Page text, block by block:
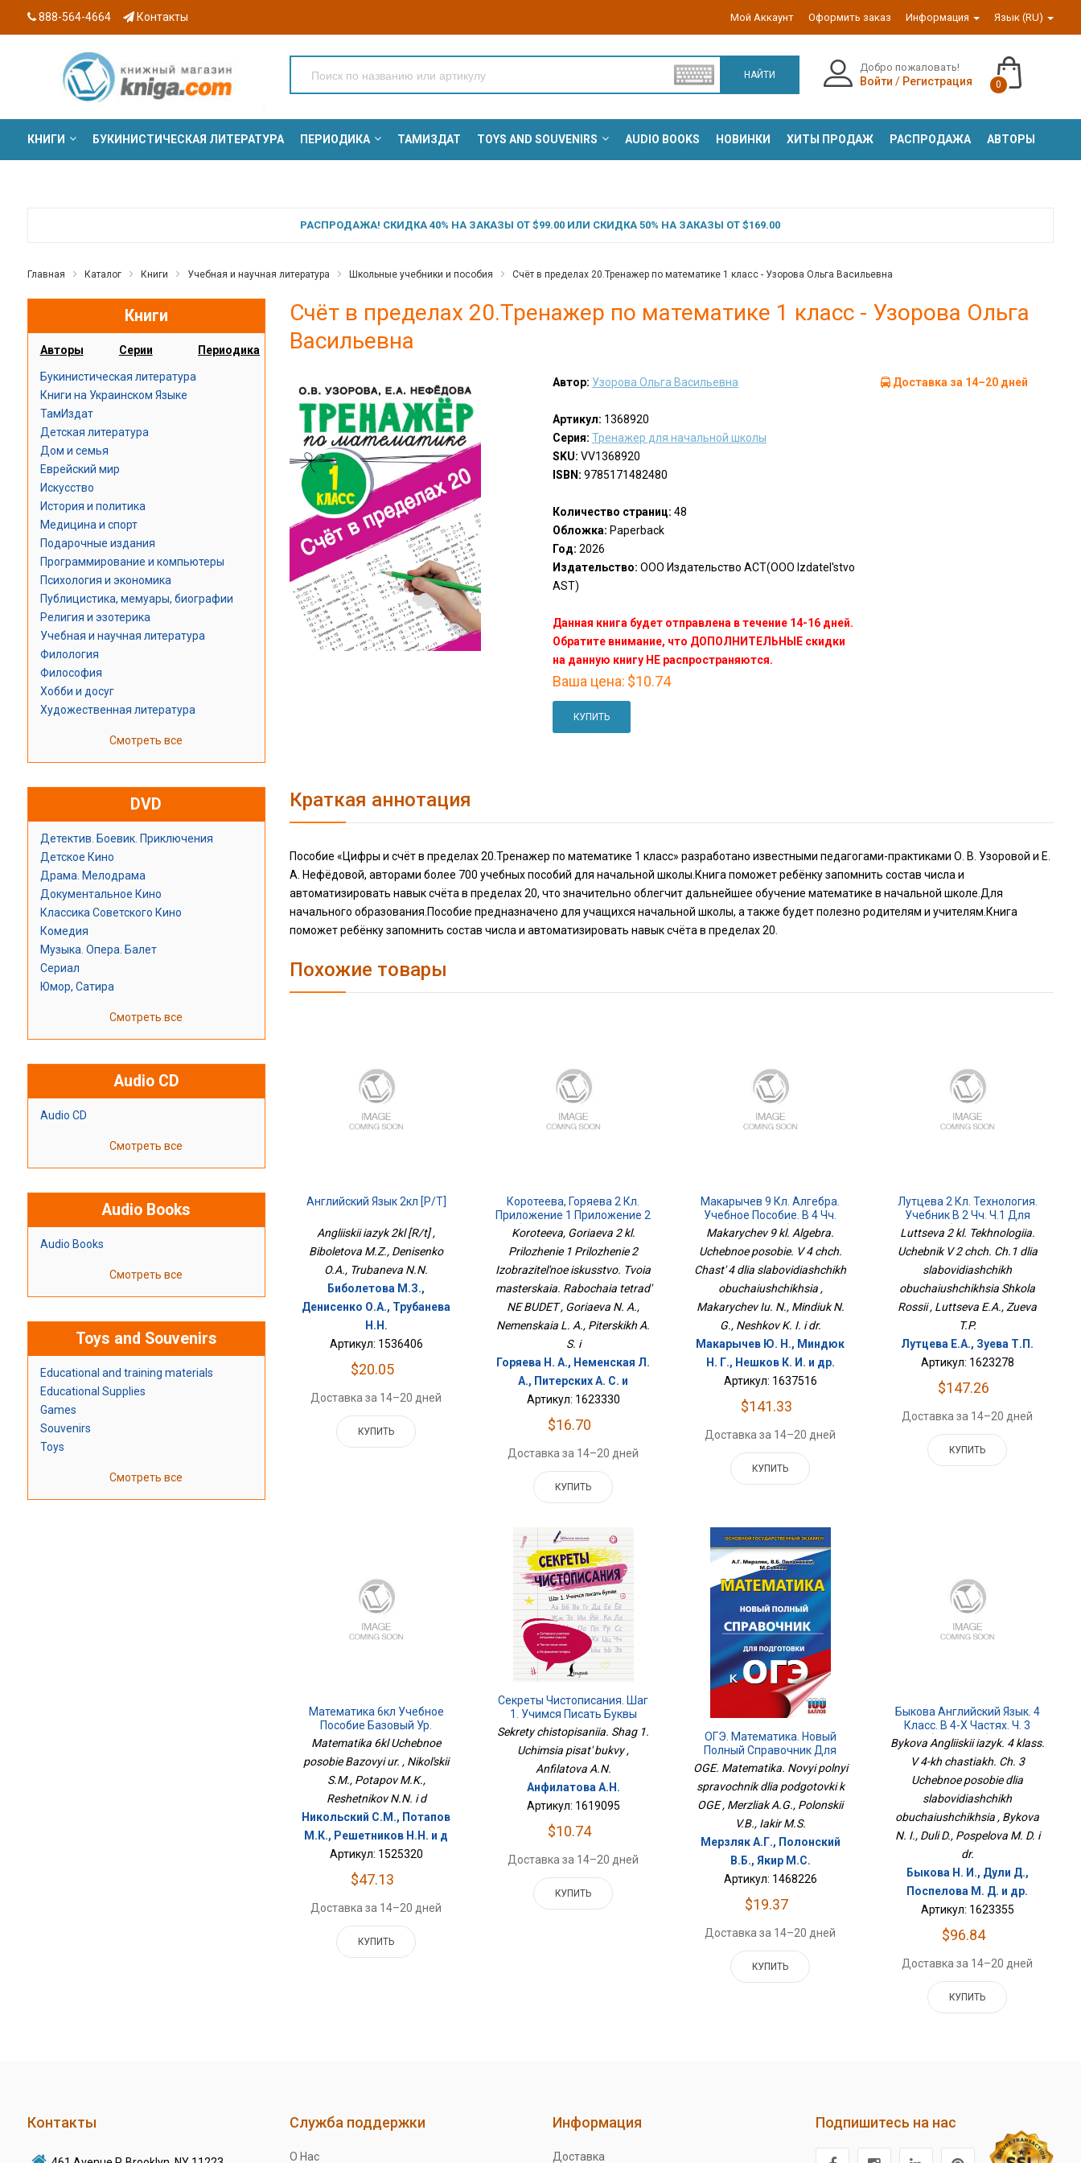
888-564-4664 Контакты Мой Аккаунт Оформить заказ Информация Язык (RU)
НАЙТИ
Добро пожаловать!
Войти / Регистрация 0
КНИГИ БУКИНИСТИЧЕСКАЯ ЛИТЕРАТУРА ПЕРИОДИКА ТАМИЗДАТ TOYS AND SOUVENIRS AUDIO BOOKS НОВИНКИ ХИТЫ ПРОДАЖ РАСПРОДАЖА АВТОРЫ
РАСПРОДАЖА! СКИДКА 40% НА ЗАКАЗЫ ОТ $99.00 ИЛИ СКИДКА 50% НА ЗАКАЗЫ ОТ $169.00
Главная Каталог Книги Учебная и научная литература Школьные учебники и пособия Счёт в пределах 20.Тренажер по математике 1 класс - Узорова Ольга Васильевна
Книги
Авторы Серии Периодика
Букинистическая литература
Книги на Украинском Языке
ТамИздат
Детская литература
Дом и семья
Еврейский мир
Искусство
История и политика
Медицина и спорт
Подарочные издания
Программирование и компьютеры
Психология и экономика
Публицистика, мемуары, биографии
Религия и эзотерика
Учебная и научная литература
Филология
Философия
Хобби и досуг
Художественная литература
Смотреть все
DVD
Детектив. Боевик. Приключения
Детское Кино
Драма. Мелодрама
Документальное Кино
Классика Советского Кино
Комедия
Музыка. Опера. Балет
Сериал
Юмор, Сатира
Смотреть все
Audio CD
Audio CD
Смотреть все
Audio Books
Audio Books
Смотреть все
Toys and Souvenirs
Educational and training materials
Educational Supplies
Games
Souvenirs
Toys
Смотреть все
Счёт в пределах 20.Тренажер по математике 1 класс - Узорова Ольга
Васильевна
Автор: Узорова Ольга Васильевна
Артикул: 1368920
Серия: Тренажер для начальной школы
SKU: VV1368920
ISBN: 9785171482480
Количество страниц: 48
Обложка: Paperback
Год: 2026
Издательство: ООО Издательство АСТ(OOO Izdatel'stvo
AST)
Данная книга будет отправлена в течение 14-16 дней.
Обратите внимание, что ДОПОЛНИТЕЛЬНЫЕ скидки
на данную книгу НЕ распространяются.
Ваша цена: $10.74
КУПИТЬ
Доставка за 14–20 дней
Краткая аннотация
Пособие «Цифры и счёт в пределах 20.Тренажер по математике 1 класс» разработано известными педагогами-практиками О. В. Узоровой и Е.
А. Нефёдовой, авторами более 700 учебных пособий для начальной школы.Книга поможет ребёнку запомнить состав числа и
автоматизировать навык счёта в пределах 20, что значительно облегчит дальнейшее обучение математике в начальной школе.Для
начального образования.Пособие предназначено для учащихся начальной школы, а также будет полезно родителям и учителям.Книга
поможет ребёнку запомнить состав числа и автоматизировать навык счёта в пределах 20.
Похожие товары
Английский Язык 2кл [Р/т]
Angliiskii iazyk 2kl [R/t] ,
Biboletova M.Z., Denisenko
O.A., Trubaneva N.N.
Биболетова М.З.,
Денисенко О.А., Трубанева
Н.Н.
Артикул: 1536406
$20.05
Доставка за 14–20 дней
КУПИТЬ
Коротеева, Горяева 2 Кл.
Приложение 1 Приложение 2
Изобразительное Искусство.
Твоя Мастерская. Рабочая
Тетрадь НЕ БУДЕТ
Koroteeva, Goriaeva 2 kl.
Prilozhenie 1 Prilozhenie 2
Izobrazitel'noe iskusstvo. Tvoia
masterskaia. Rabochaia tetrad'
NE BUDET , Goriaeva N. A.,
Nemenskaia L. A., Piterskikh A.
S. i
Горяева Н. А., Неменская Л.
А., Питерских А. С. и
Артикул: 1623330
$16.70
Доставка за 14–20 дней
КУПИТЬ
Макарычев 9 Кл. Алгебра.
Учебное Пособие. В 4 Чч.
Часть 4 Для Слабовидящих
Обучающихся
Makarychev 9 kl. Algebra.
Uchebnoe posobie. V 4 chch.
Chast' 4 dlia slabovidiashchikh
obuchaiushchikhsia ,
Makarychev Iu. N., Mindiuk N.
G., Neshkov K. I. i dr.
Макарычев Ю. Н., Миндюк
Н. Г., Нешков К. И. и др.
Артикул: 1637516
$141.33
Доставка за 14–20 дней
КУПИТЬ
Лутцева 2 Кл. Технология.
Учебник В 2 Чч. Ч.1 Для
Слабовидящих
Обучающихся Школа России
Luttseva 2 kl. Tekhnologiia.
Uchebnik V 2 chch. Ch.1 dlia
slabovidiashchikh
obuchaiushchikhsia Shkola
Rossii , Luttseva E.A., Zueva
T.P.
Лутцева Е.А., Зуева Т.П.
Артикул: 1623278
$147.26
Доставка за 14–20 дней
КУПИТЬ
Математика 6кл Учебное
Пособие Базовый Ур.
Matematika 6kl Uchebnoe
posobie Bazovyi ur. , Nikol'skii
S.M., Potapov M.K.,
Reshetnikov N.N. i d
Никольский С.М., Потапов
М.К., Решетников Н.Н. и д
Артикул: 1525320
$47.13
Доставка за 14–20 дней
КУПИТЬ
Секреты Чистописания. Шаг
1. Учимся Писать Буквы
Sekrety chistopisaniia. Shag 1.
Uchimsia pisat' bukvy ,
Anfilatova A.N.
Анфилатова А.Н.
Артикул: 1619095
$10.74
Доставка за 14–20 дней
КУПИТЬ
ОГЭ. Математика. Новый
Полный Справочник Для
Подготовки К ОГЭ
OGE. Matematika. Novyi polnyi
spravochnik dlia podgotovki k
OGE , Merzliak A.G., Polonskii
V.B., Iakir M.S.
Мерзляк А.Г., Полонский
В.Б., Якир М.С.
Артикул: 1468226
$19.37
Доставка за 14–20 дней
КУПИТЬ
Быкова Английский Язык. 4
Класс. В 4-Х Частях. Ч. 3
Учебное Пособие Для
Слабовидящих
Обучающихся
Bykova Angliiskii iazyk. 4 klass.
V 4-kh chastiakh. Ch. 3
Uchebnoe posobie dlia
slabovidiashchikh
obuchaiushchikhsia , Bykova
N. I., Duli D., Pospelova M. D. i
dr.
Быкова Н. И., Дули Д.,
Поспелова М. Д. и др.
Артикул: 1623355
$96.84
Доставка за 14–20 дней
КУПИТЬ
Контакты Служба поддержки
О Нас
Информация
Доставка
Подпишитесь на нас